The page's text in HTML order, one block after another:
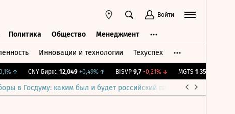
Войти
Политика Общество Менеджмент
Инновации и технологии Техуспех
↑ CNY Бирж. 12,049 +0,49%↑ BISVP 9,7 -0,21%↓ MGTS 1 352
в Госдуму: каким был и будет российский парламент